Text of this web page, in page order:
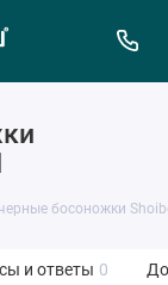
босоножки
и ответы 0